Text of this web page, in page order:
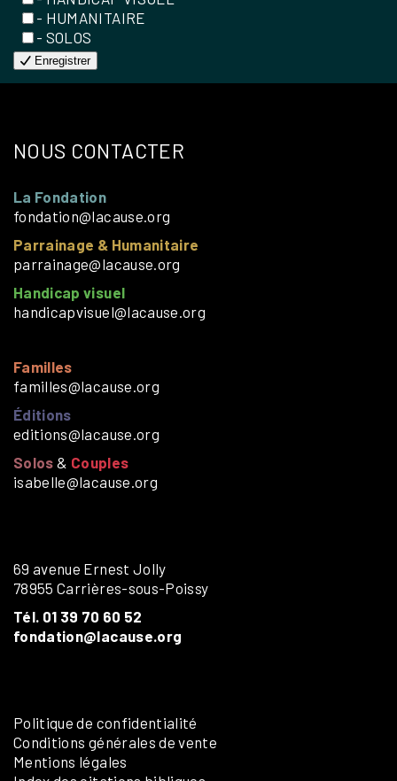
- HUMANITAIRE
- SOLOS
Enregistrer
NOUS CONTACTER
La Fondation
fondation@lacause.org
Parrainage & Humanitaire
parrainage@lacause.org
Handicap visuel
handicapvisuel@lacause.org
Familles
familles@lacause.org
Éditions
editions@lacause.org
Solos & Couples
isabelle@lacause.org
69 avenue Ernest Jolly
78955 Carrières-sous-Poissy
Tél. 01 39 70 60 52
fondation@lacause.org
Politique de confidentialité
Conditions générales de vente
Mentions légales